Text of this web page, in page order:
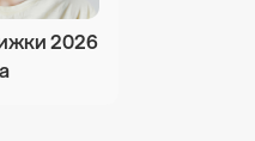
2026